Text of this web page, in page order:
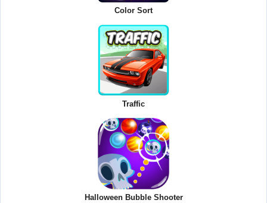
Color Sort
Traffic
Halloween Bubble Shooter